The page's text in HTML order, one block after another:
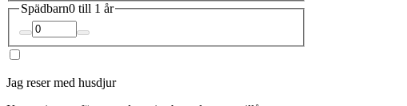
Spädbarn0 till 1 år
Jag reser med husdjur